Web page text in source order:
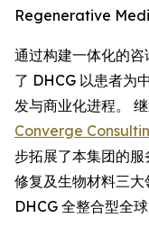
Regenerative
通过构建一体化的
了 DHCG 以患者为
发与商业化进程。
Converge
步拓展了本集团的
修复及生物材料三
DHCG 全整合型全